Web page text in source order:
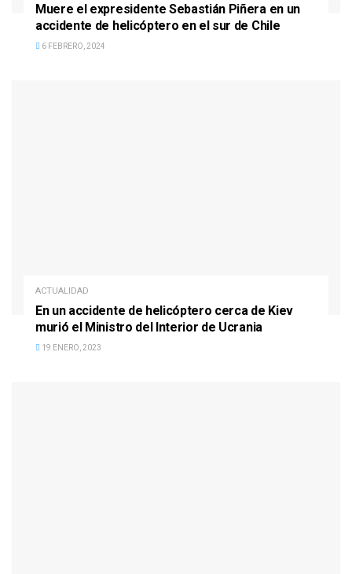
Muere el expresidente Sebastián Piñera en un
accidente de helicóptero en el sur de Chile
6 FEBRERO, 2024
ACTUALIDAD
En un accidente de helicóptero cerca de Kiev
murió el Ministro del Interior de Ucrania
19 ENERO, 2023